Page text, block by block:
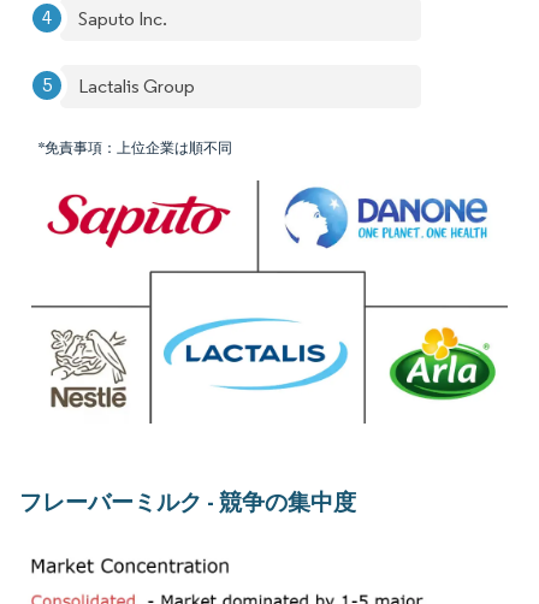
Saputo Inc.
Lactalis Group
*免責事項：上位企業は順不同
フレーバーミルク - 競争の集中度